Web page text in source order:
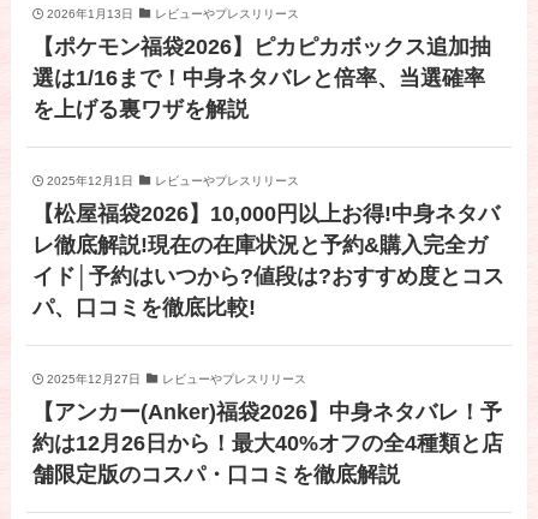
2026年1月13日 レビューやプレスリリース
【ポケモン福袋2026】ピカピカボックス追加抽
選は1/16まで！中身ネタバレと倍率、当選確率
を上げる裏ワザを解説
2025年12月1日 レビューやプレスリリース
【松屋福袋2026】10,000円以上お得!中身ネタバ
レ徹底解説!現在の在庫状況と予約&購入完全ガ
イド│予約はいつから?値段は?おすすめ度とコス
パ、口コミを徹底比較!
2025年12月27日 レビューやプレスリリース
【アンカー(Anker)福袋2026】中身ネタバレ！予
約は12月26日から！最大40%オフの全4種類と店
舗限定版のコスパ・口コミを徹底解説